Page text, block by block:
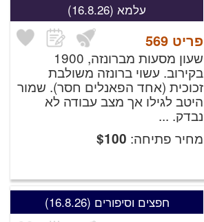
עלמא (16.8.26)
פריט 569
שעון מסעות מברונזה, 1900
בקירוב. עשוי ברונזה משולבת
זכוכית (אחד הפאנלים חסר). שמור
היטב לגילו אך מצב עבודה לא
נבדק. ...
מחיר פתיחה:
$100
חפצים וסיפורים (16.8.26)